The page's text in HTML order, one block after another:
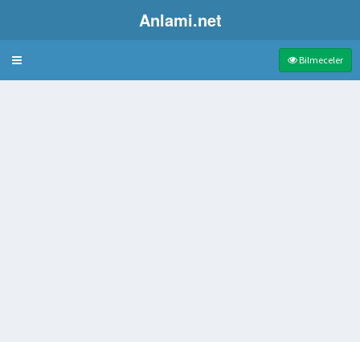
Anlami.net
Bulmaca Bilmeceler